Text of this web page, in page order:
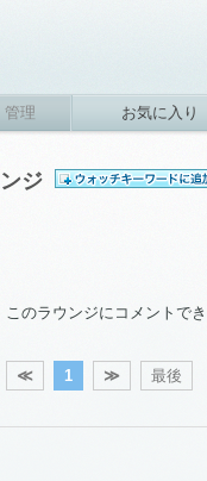
管理 お気に入り
ジ
このラウンジにコメントで
≪ 1 ≫ 最後